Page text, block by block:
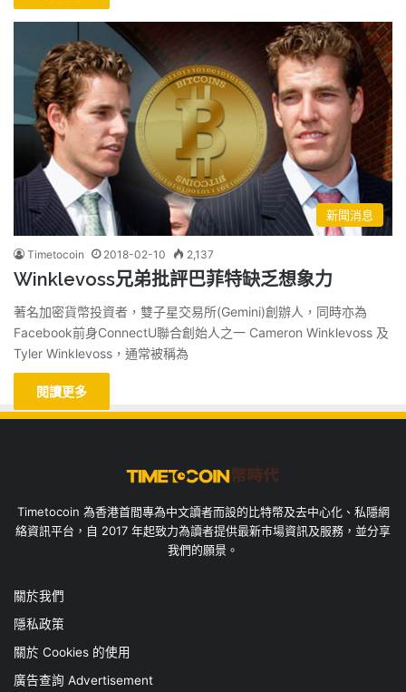
新聞消息
Timetocoin 2018-02-10 2,137
Winklevoss兄弟批評巴菲特缺乏想象力
著名加密貨幣投資者，雙子星交易所(Gemini)創辦人，同時亦為
Facebook前身ConnectU聯合創始人之一 Cameron Winklevoss 及
Tyler Winklevoss，通常被稱為
閱讀更多
Timetocoin 為香港首間專為中文讀者而設的比特幣及去中心化、私隱網
絡資訊平台，自 2017 年起致力為讀者提供最新市場資訊及服務，並分享
我們的願景。
關於我們
隱私政策
關於 Cookies 的使用
廣告查詢 Advertisement